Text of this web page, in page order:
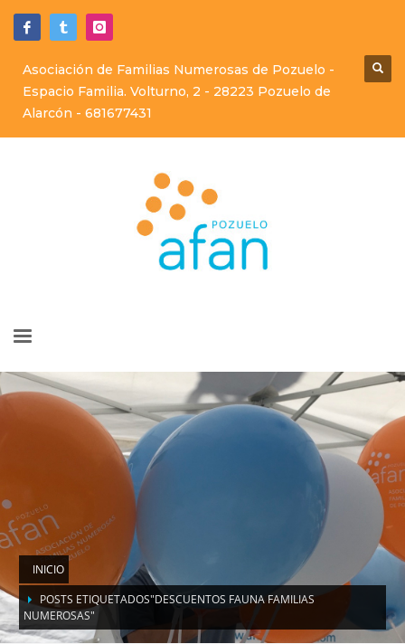
Asociación de Familias Numerosas de Pozuelo -
Espacio Familia. Volturno, 2 - 28223 Pozuelo de
Alarcón - 681677431
INICIO
POSTS ETIQUETADOS"DESCUENTOS FAUNA FAMILIAS
NUMEROSAS"